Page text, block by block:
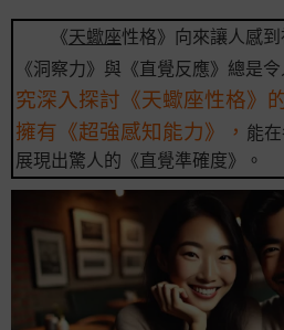
《天蠍座性格》向來讓人感
《洞察力》與《直覺反應》總是令
究深入探討《天蠍座性格》
擁有《超強感知能力》， 能
展現出驚人的《直覺準確度》。